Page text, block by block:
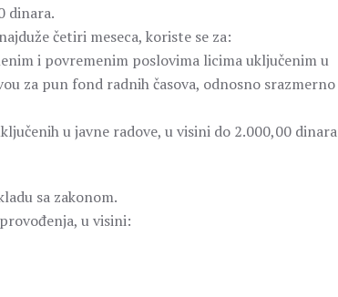
dinara.
četiri meseca, koriste se za:
i povremenim poslovima licima uključenim u
za pun fond radnih časova, odnosno srazmerno
u javne radove, u visini do 2.000,00 dinara
sa zakonom.
u visini: